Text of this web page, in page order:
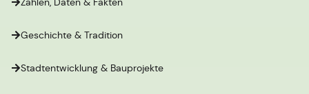
Geschichte & Tradition
Stadtentwicklung & Bauprojekte